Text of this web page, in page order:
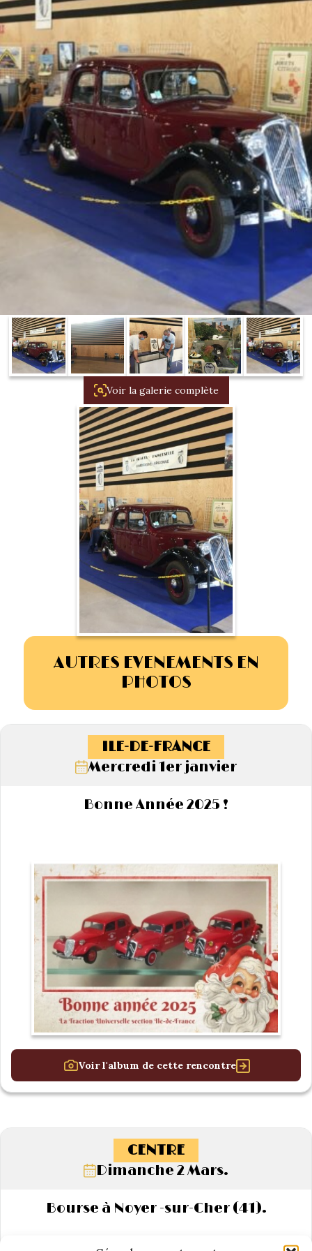
La Boutique
Les pièces
L’assurance
Liens
La Revue
Les salons
La traction
La Traction des
membres
Bibliographie
Présentation 7
Présentation 11
Présentation 15 six
Evolution 7 et 11 -
1934/1941
Evolution 11 –
1945/1952
Evolution 11 –
1952/1957
La 15/6 G –
1938/1947
La 15/6 D –
1947/1955
La 15/6 H –
1954/1956
Voir la galerie complète
AUTRES EVENEMENTS EN
PHOTOS
ILE-DE-FRANCE
Mercredi 1er janvier
Bonne Année 2025 !
Voir l'album de cette rencontre
CENTRE
Dimanche 2 Mars.
Bourse à Noyer -sur-Cher (41).